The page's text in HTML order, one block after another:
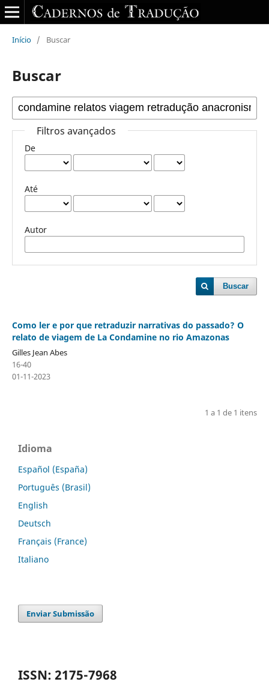
Início / Buscar
Buscar
Filtros avançados
De
Até
Autor
Buscar
Como ler e por que retraduzir narrativas do passado? O
relato de viagem de La Condamine no rio Amazonas
Gilles Jean Abes
16-40
01-11-2023
1 a 1 de 1 itens
Idioma
Español (España)
Português (Brasil)
English
Deutsch
Français (France)
Italiano
Enviar Submissão
ISSN: 2175-7968